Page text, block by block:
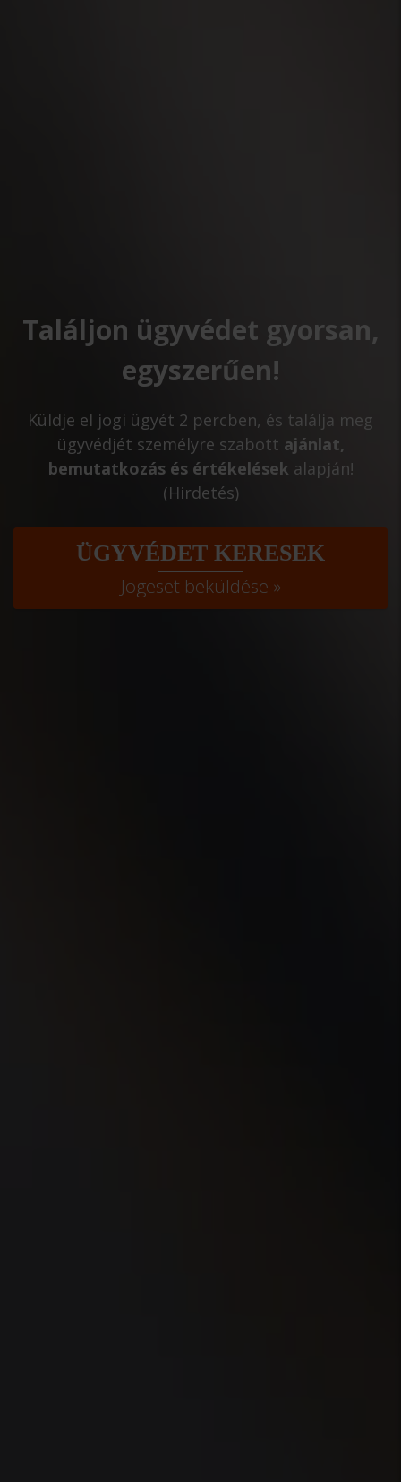
Találjon ügyvédet gyorsan,
egyszerűen!
Küldje el jogi ügyét 2 percben, és találja meg
ügyvédjét személyre szabott ajánlat,
bemutatkozás és értékelések alapján!
(Hirdetés)
ÜGYVÉDET KERESEK
Jogeset beküldése »